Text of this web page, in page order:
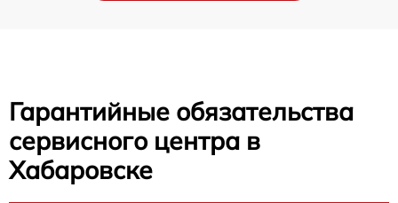
Гарантийные обязательства
сервисного центра в
Хабаровске